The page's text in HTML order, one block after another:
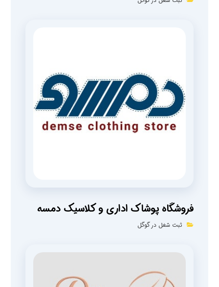
فروشگاه پوشاک اداری و کلاسیک دمسه
ثبت شغل در گوگل